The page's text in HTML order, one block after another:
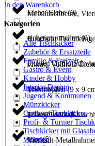
Metalltischbeine,
Rundrohr
schräg, Vollholz-
Thermoplast (9 x 9
Triangel-Metall-
Vierkant-
Eiche/ Eiche(0)
eiche/graumeliert(0)
Fichten Optik/
gelb/ rot(0)
gelb/schwarz(0)
grau(0)
In den Warenkorb
Kategorien
Alle Tischkicker
Zubehör & Ersatzteile
Familie & Freizeit
Gastro & Event
Kinder & Hobby
Interior Design
Jugend & Kommunen
Münzkicker
Outdoor Tischkicker
Profi- & Turnier
Tischkicker mit
Wohnen